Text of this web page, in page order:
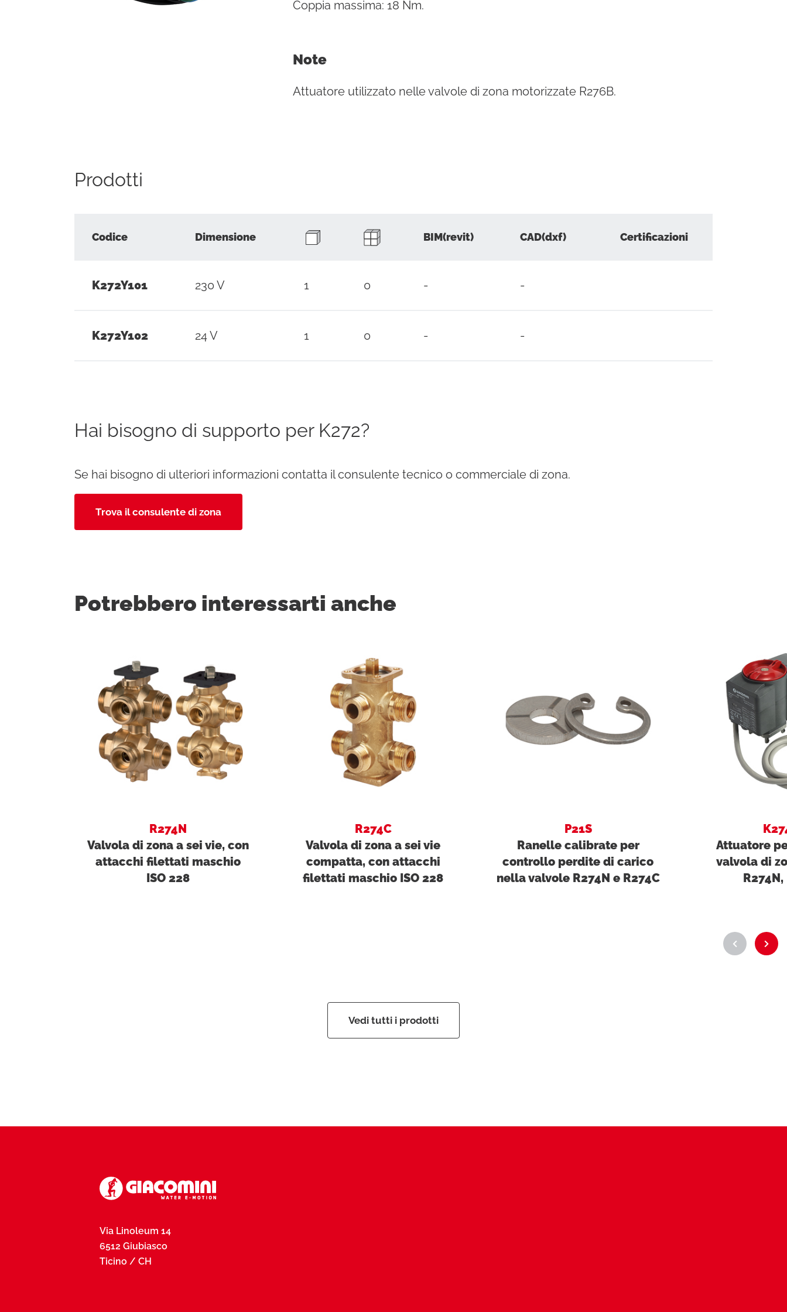
Coppia massima: 18 Nm.
Note
Attuatore utilizzato nelle valvole di zona motorizzate R276B.
Prodotti
Codice Dimensione BIM(revit) CAD(dxf) Certificazioni
K272Y101 230 V 1 0 - -
K272Y102 24 V 1 0 - -
Hai bisogno di supporto per K272?
Se hai bisogno di ulteriori informazioni contatta il consulente tecnico o commerciale di zona.
Trova il consulente di zona
Potrebbero interessarti anche
R274N
Valvola di zona a sei vie, con
attacchi filettati maschio
ISO 228
R274C
Valvola di zona a sei vie
compatta, con attacchi
filettati maschio ISO 228
P21S
Ranelle calibrate per
controllo perdite di carico
nella valvole R274N e R274C
Attuatore
valvola di
R274N,
Vedi tutti i prodotti
Via Linoleum 14
6512 Giubiasco
Ticino / CH